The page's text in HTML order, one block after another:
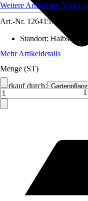
Verkauf durch:
Weitere Artikel des
Art.-Nr. 12641571
Standort: Halbschatten
Mehr Artikeldetails
Menge (ST)